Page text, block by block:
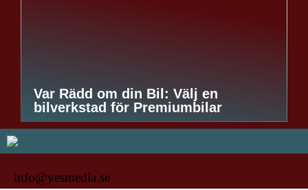
Var Rädd om din Bil: Välj en
bilverkstad för Premiumbilar
info@yesmedia.se